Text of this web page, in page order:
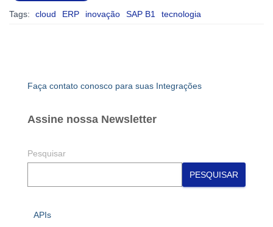
Tags: cloud ERP inovação SAP B1 tecnologia
Faça contato conosco para suas Integrações
Assine nossa Newsletter
Pesquisar
PESQUISAR
APIs